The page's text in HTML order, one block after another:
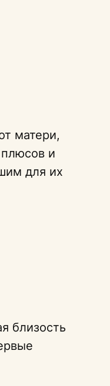
матери,
и
для их
близость